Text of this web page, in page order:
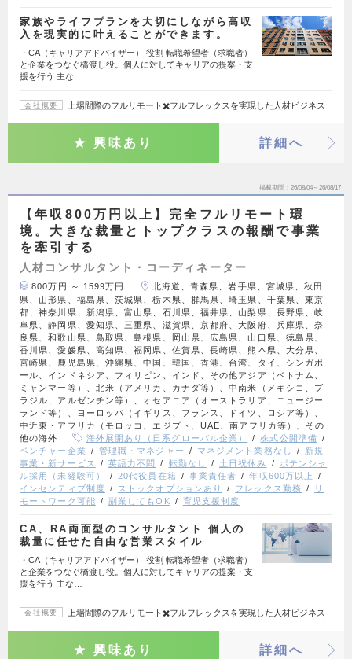
家族やライフプランを大切にしながら高収
入を現実的に叶えることができます。
・CA（キャリアアドバイザー） 役割 転職希望者（求職者）
と企業をつなぐ橋渡し役。個人に対してキャリアの提案・支
援を行う 主な…
会社概要 上場間際のフルリモート✖️フルフレックスを実現した人材ビジネス
興味あり 詳細へ
掲載期間 26/08/04～26/08/17
【年収800万円以上】完全フルリモート環
境。大きな裁量とトップクラスの報酬で事業
を牽引する
人材コンサルタント・コーディネーター
800万円 ～ 1599万円
北海道、青森県、岩手県、宮城県、秋田
県、山形県、福島県、茨城県、栃木県、群馬県、埼玉県、千葉県、東京
都、神奈川県、新潟県、富山県、石川県、福井県、山梨県、長野県、岐
阜県、静岡県、愛知県、三重県、滋賀県、京都府、大阪府、兵庫県、奈
良県、和歌山県、鳥取県、島根県、岡山県、広島県、山口県、徳島県、
香川県、愛媛県、高知県、福岡県、佐賀県、長崎県、熊本県、大分県、
宮崎県、鹿児島県、沖縄県、中国、韓国、香港、台湾、タイ、シンガポ
ール、インドネシア、フィリピン、インド、その他アジア（ベトナム、
ミャンマー等）、北米（アメリカ、カナダ等）、中南米（メキシコ、ブ
ラジル、アルゼンチン等）、オセアニア（オーストラリア、ニュージー
ランド等）、ヨーロッパ（イギリス、フランス、ドイツ、ロシア等）、
中近東・アフリカ（モロッコ、エジプト、UAE、南アフリカ等）、その
他の海外
海外展開あり（日系グローバル企業）
株式公開準備
ベンチャー企業
管理職・マネジャー マネジメント業務なし
新規
事業・新サービス
英語力不問 転勤なし 土日祝休み
ポテンシャ
ル採用（未経験可）
20代役員在籍 事業責任者
年収600万以上
インセンティブ制度
ストックオプションあり フレックス勤務
リ
モートワーク可能
副業してもOK 育児支援制度
CA、RA両面型のコンサルタント 個人の
裁量に任せた自由な営業スタイル
・CA（キャリアアドバイザー） 役割 転職希望者（求職者）
と企業をつなぐ橋渡し役。個人に対してキャリアの提案・支
援を行う 主な…
会社概要 上場間際のフルリモート✖️フルフレックスを実現した人材ビジネス
興味あり 詳細へ